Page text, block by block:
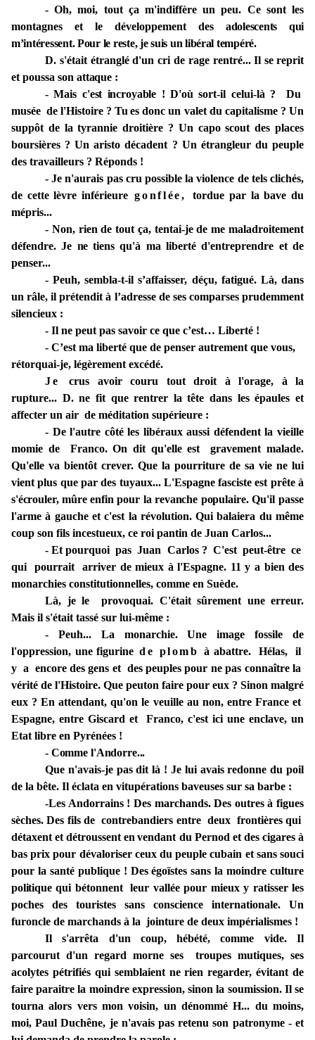
- Oh, moi, tout ça m'indiffère un peu. Ce sont les
montagnes et le développement des adolescents qui
m’intéressent. Pour le reste, je suis un libéral tempéré.
D. s'était étranglé d'un cri de rage rentré...Ilsereprit
et poussa son attaque :
- Mais c'est incroyable ! D'oùsort-il celui-là ? Du
muséedel'Histoire ? Tuesdoncun valet du capitalisme ? Un
suppôt de la tyrannie droitière ? Un capo scoutdesplaces
boursières ? Unaristodécadent ? Un étrangleur du peuple
des travailleurs ? Réponds !
- Je n'aurais pas cru possible laviolence de tels clichés,
de cette lèvre inférieure gonflée,tordue par la bave du
mépris...
- Non, rien de tout ça, tentai-je de me maladroitement
défendre. Je ne tiens qu'à ma liberté d'entreprendre et de
penser...
- Peuh, sembla-t-il s’affaisser, déçu, fatigué. Là, dans
un râle, il prétendit à l’adresse de ses comparses prudemment
silencieux :
- Il ne peut pas savoir ce que c’est… Liberté !
- C’est ma liberté que de penser autrement que vous,
rétorquai-je, légèrement excédé.
Jecrus avoir couru tout droit à l'orage, àla
rupture... D. ne fit que rentrer la tête dans lesépaules et
affecter un air de méditation supérieure :
- De l'autre côtéles libérauxaussi défendent la vieille
momie de Franco.On dit qu'elle est gravement malade.
Qu'elle va bientôt crever. Que la pourriture de sa vie ne lui
vient plus que par des tuyaux... L'Espagne fasciste est prête à
s'écrouler, mûre enfin pour la revanche populaire.Qu'il passe
l'arme à gauche et c'est la révolution. Qui balaiera du même
coup son fils incestueux, ce roi pantin de Juan Carlos...
- Et pourquoi pas Juan Carlos ? C'est peut-être ce
qui pourraitarriver de mieux àl'Espagne. 11y a biendes
monarchies constitutionnelles, comme en Suède.
Là, je le provoquai. C'était sûrement une erreur.
Mais il s'était tassé sur lui-même :
- Peuh... La monarchie. Uneimagefossilede
l'oppression, une figurine de plombà abattre. Hélas, il
y a encore des gens et des peuples pour ne pas connaître la
vérité de l'Histoire. Que peut­on faire pour eux ? Sinon malgré
eux ? Enattendant, qu'on le veuille au non, entre France et
Espagne, entre Giscard et Franco, c'est ici une enclave, un
Etat libre en Pyrénées !
- Comme l'Andorre...
Que n'avais-je pas dit là ! Je lui avaisredonne du poil
de la bête. Il éclata en vitupérations baveuses sur sa barbe :
-Les Andorrains ! Des marchands. Des outres à figues
sèches. Des fils decontrebandiers entre deux frontières qui
détaxentetdétroussentenvendant du Pernod et des cigaresà
bas prix pour dévaloriser ceux du peuple cubain et sans souci
pour la santé publique ! Des égoïstessans la moindreculture
politiquequi bétonnent leur vallée pour mieux y ratisser les
poches
des touristes sans conscience
internationale. Un
furoncle de marchands à la jointure de deux impérialismes !
Il
s'arrêta d'un coup, hébété, comme vide.Il
parcourut d'un regard morne sestroupesmutiques, ses
acolytes pétrifiés qui semblaient ne rien regarder, évitant de
faire paraitre la moindre expression, sinon la soumission. Il se
tourna alors vers mon voisin, un dénommé H... du moins,
moi, Paul Duchêne, je n'avais pas retenu son patronyme - et